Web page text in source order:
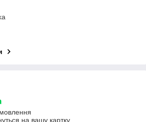
на вашу картку